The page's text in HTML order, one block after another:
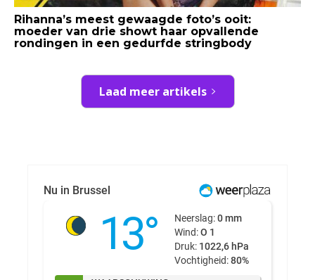
Rihanna’s meest gewaagde foto’s ooit:
moeder van drie showt haar opvallende
rondingen in een gedurfde stringbody
Laad meer artikels